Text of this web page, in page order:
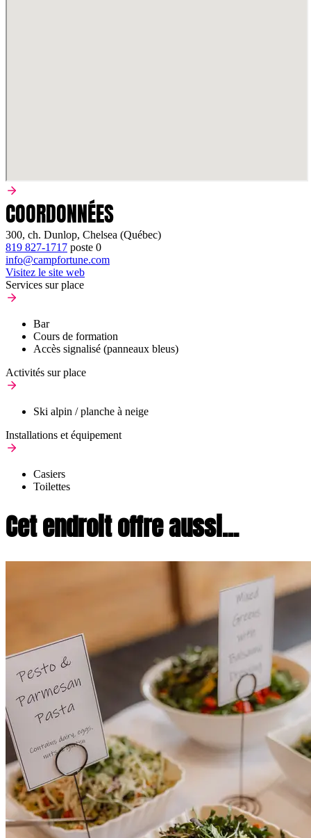
COORDONNÉES
300, ch. Dunlop, Chelsea (Québec)
819 827-1717 poste 0
info@campfortune.com
Visitez le site web
Services sur place
Bar
Cours de formation
Accès signalisé (panneaux bleus)
Activités sur place
Ski alpin / planche à neige
Installations et équipement
Casiers
Toilettes
Cet endroit offre aussi...